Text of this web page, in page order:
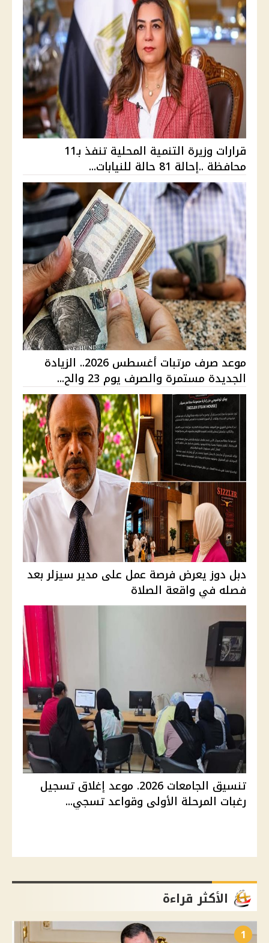
قرارات وزيرة التنمية المحلية تنفذ بـ11
محافظة ..إحالة 81 حالة للنيابات...
موعد صرف مرتبات أغسطس 2026.. الزيادة
الجديدة مستمرة والصرف يوم 23 والح...
دبل دوز يعرض فرصة عمل على مدير سيزلر بعد
فصله في واقعة الصلاة
تنسيق الجامعات 2026. موعد إغلاق تسجيل
رغبات المرحلة الأولى وقواعد تسجي...
الأكثر قراءة
1